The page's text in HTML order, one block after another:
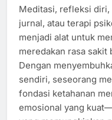
Meditasi, refleksi diri,
jurnal, atau terapi
menjadi alat untuk
meredakan rasa sakit
Dengan
sendiri, seseorang
fondasi ketahanan
emosional yang